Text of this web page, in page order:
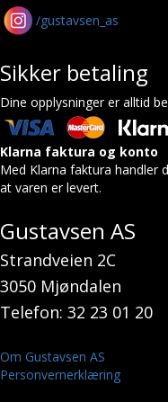
/gustavsen_as
Sikker betaling
Dine opplysninger er alltid
Klarna faktura og konto
Med Klarna faktura handler
at varen er levert.
Gustavsen AS
Strandveien 2C
3050 Mjøndalen
Telefon: 32 23 01 20
Om Gustavsen AS
Personvernerklæring